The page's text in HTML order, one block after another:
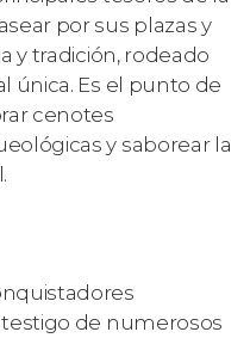
por sus plazas y
y tradición, rodeado
única. Es el punto de
cenotes
y saborear la
de numerosos